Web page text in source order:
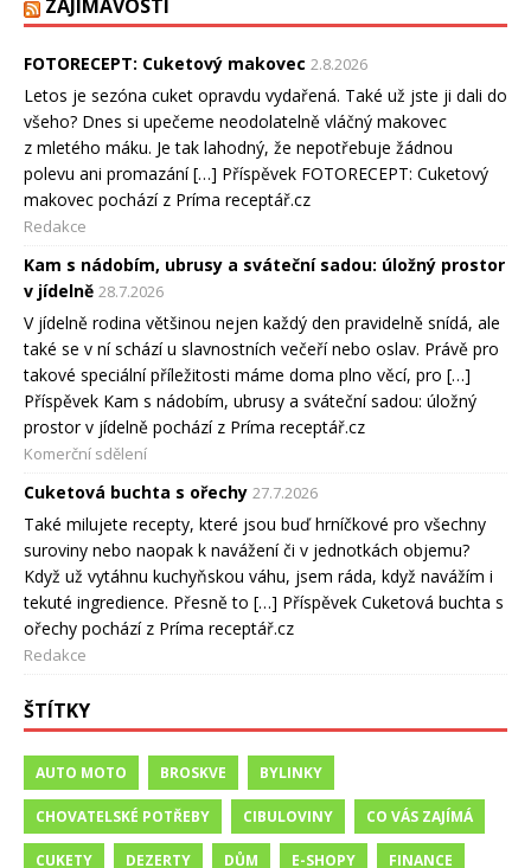
ZAJÍMAVOSTI
FOTORECEPT: Cuketový makovec 2.8.2026
Letos je sezóna cuket opravdu vydařená. Také už jste ji dali do
všeho? Dnes si upečeme neodolatelně vláčný makovec
z mletého máku. Je tak lahodný, že nepotřebuje žádnou
polevu ani promazání […] Příspěvek FOTORECEPT: Cuketový
makovec pochází z Príma receptář.cz
Redakce
Kam s nádobím, ubrusy a sváteční sadou: úložný prostor
v jídelně 28.7.2026
V jídelně rodina většinou nejen každý den pravidelně snídá, ale
také se v ní schází u slavnostních večeří nebo oslav. Právě pro
takové speciální příležitosti máme doma plno věcí, pro […]
Příspěvek Kam s nádobím, ubrusy a sváteční sadou: úložný
prostor v jídelně pochází z Príma receptář.cz
Komerční sdělení
Cuketová buchta s ořechy 27.7.2026
Také milujete recepty, které jsou buď hrníčkové pro všechny
suroviny nebo naopak k navážení či v jednotkách objemu?
Když už vytáhnu kuchyňskou váhu, jsem ráda, když navážím i
tekuté ingredience. Přesně to […] Příspěvek Cuketová buchta s
ořechy pochází z Príma receptář.cz
Redakce
ŠTÍTKY
AUTO MOTO BROSKVE BYLINKY
CHOVATELSKÉ POTŘEBY CIBULOVINY CO VÁS ZAJÍMÁ
CUKETY DEZERTY DŮM E-SHOPY FINANCE